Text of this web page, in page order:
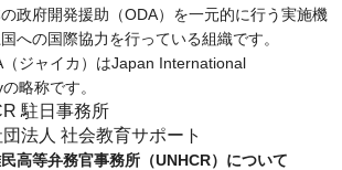
政府開発援助（ODA）を一元的に行う実施機
への国際協力を行っている組織です。
）はJapan International
略称です。
駐日事務所
社会教育サポート
高等弁務官事務所（UNHCR）について